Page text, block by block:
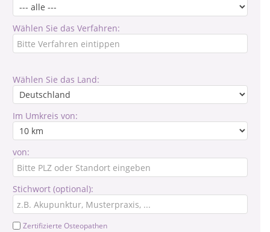
Wählen Sie das Verfahren:
Wählen Sie das Land:
Im Umkreis von:
von:
Stichwort (optional):
Zertifizierte Osteopathen